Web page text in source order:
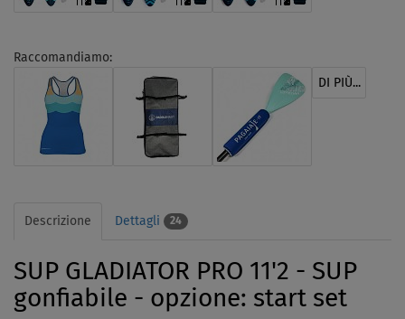
Raccomandiamo:
DI PIÙ...
Descrizione Dettagli 24
SUP GLADIATOR PRO 11'2 - SUP
gonfiabile - opzione: start set